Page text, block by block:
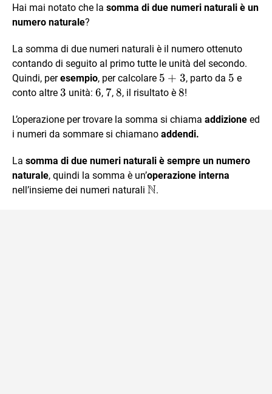
Hai mai notato che la somma di due numeri naturali è un
numero naturale?
La somma di due numeri naturali è il numero ottenuto
contando di seguito al primo tutte le unità del secondo.
Quindi, peresempio, per calcolare 5+3
5 + 3, parto da 5
5 e
conto altre 3
3 unità: 6
6, 7
7, 8
8, il risultato è 8
8!
L’operazione per trovare la somma si chiama addizione ed
i numeri da sommare si chiamano addendi.
La somma di due numeri naturali è sempre un numero
naturale, quindi la somma è un’operazione interna
nell’insieme dei numeri naturali \mathbb{N}
N.